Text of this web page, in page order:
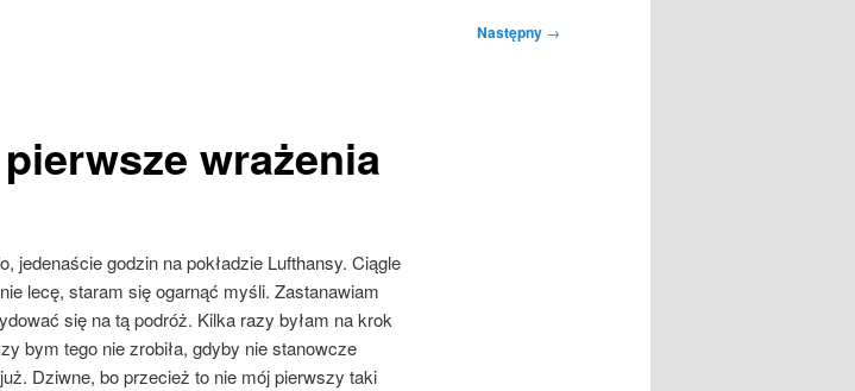
Następny →
wrażenia
jedenaście godzin na pokładzie Lufthansy. Ciągle
lecę, staram się ogarnąć myśli. Zastanawiam
się na tą podróż. Kilka razy byłam na krok
bym tego nie zrobiła, gdyby nie stanowcze
Dziwne, bo przecież to nie mój pierwszy taki